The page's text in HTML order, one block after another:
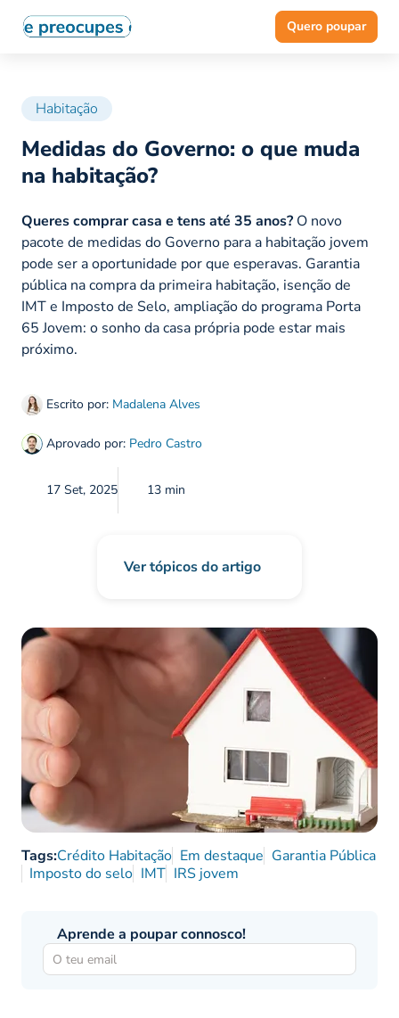
Quero poupar
Habitação
Medidas do Governo: o que muda
na habitação?
Escrito por: Madalena Alves
Aprovado por: Pedro Castro
17 Set, 2025 13 min
Queres comprar casa e tens até 35 anos? O novo
pacote de medidas do Governo para a habitação jovem
pode ser a oportunidade por que esperavas. Garantia
pública na compra da primeira habitação, isenção de
IMT e Imposto de Selo, ampliação do programa Porta
65 Jovem: o sonho da casa própria pode estar mais
próximo.
Ver tópicos do artigo
Tags:Crédito Habitação Em destaque Garantia Pública
Imposto do selo IMT IRS jovem
Aprende a poupar connosco!